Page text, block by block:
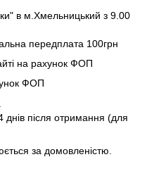
в м.Хмельницький з 9.00
передплата 100грн
на рахунок ФОП
ФОП
після отримання (для
за домовленістю.